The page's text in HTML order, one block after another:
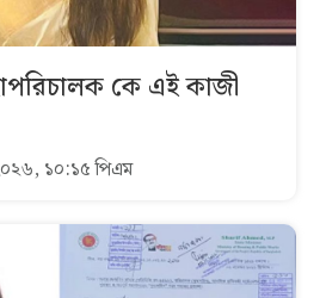
কে এই কাজী
১০:১৫ পিএম